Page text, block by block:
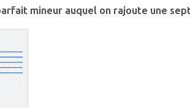
mineur auquel on rajoute une